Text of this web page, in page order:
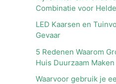
Combinatie voor
LED Kaarsen en
Gevaar
5 Redenen Waarom
Huis Duurzaam Maken
Waarvoor gebruik je